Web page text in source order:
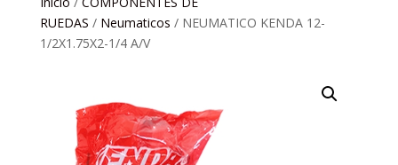
RUEDAS / Neumaticos / NEUMATICO KENDA 12-
1/2X1.75X2-1/4 A/V